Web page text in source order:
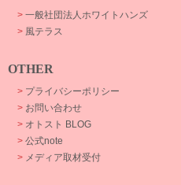
> 一般社団法人ホワイトハンズ
> 風テラス
OTHER
> プライバシーポリシー
> お問い合わせ
> オトスト BLOG
> 公式note
> メディア取材受付